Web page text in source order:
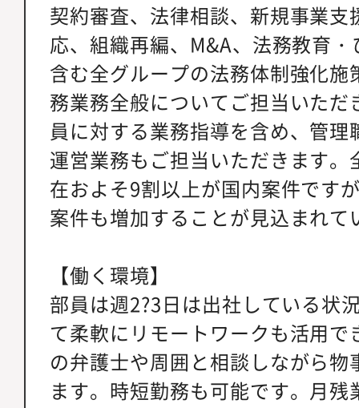
契約審査、法律相談、新規事業
応、組織再編、M&A、法務教育
含む全グループの法務体制強化
務業務全般についてご担当いた
員に対する業務指導を含め、管
運営業務もご担当いただきます
在およそ9割以上が国内案件です
案件も増加することが見込まれて
【働く環境】
部員は週2?3日は出社している状
て柔軟にリモートワークも活用
の弁護士や周囲と相談しながら
ます。時短勤務も可能です。月残